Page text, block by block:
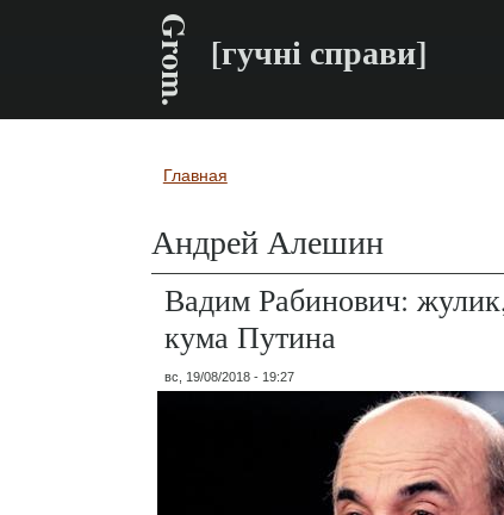
Grom. [гучні справи]
Вы здесь
Главная
Андрей Алешин
Вадим Рабинович:
кума Путина
вс, 19/08/2018 - 19:27